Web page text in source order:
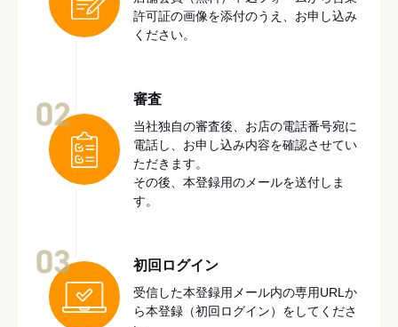
許可証の画像を添付のうえ、お申し込み
ください。
審査
当社独自の審査後、お店の電話番号宛に
電話し、お申し込み内容を確認させてい
ただきます。
その後、本登録用のメールを送付しま
す。
初回ログイン
受信した本登録用メール内の専用URLか
ら本登録（初回ログイン）をしてくださ